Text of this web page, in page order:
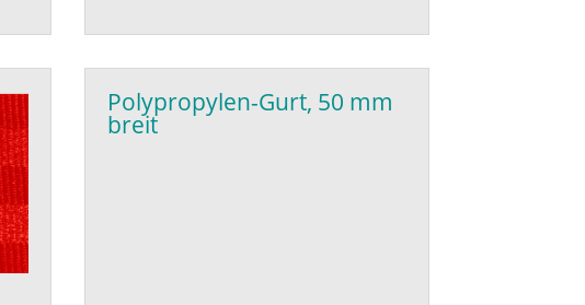
Polypropylen-Gurt, 50 mm
breit